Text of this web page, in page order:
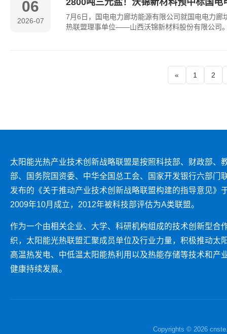
06
2026-07
2800吨三元盐！沃锦新材料预中标国电
7月6日，国电电力廊坊能源有限公司就国电电力
热联盟理事单位——山西沃锦新材料股份有限公司
« 1 2
太阳能光热产业技术创新战略联盟是按照科技部、财政部、
部、国务院国资委、中华全国总工会、国家开发银行六部门
发布的《关于推动产业技术创新战略联盟构建的指导意见》
2009年10月成立，2012年被科技部评估为A类联盟。
作为一个由相关企业、大学、科研机构组成的技术创新型合
织，太阳能光热联盟汇聚成员单位及行业力量，积极推动太
高温热发电、中低温太阳能热利用以及热能存储等技术和产
健康持续发展。
Copyrights © 2026